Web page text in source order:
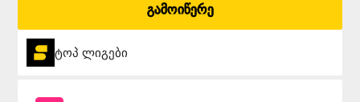
გამოიწერე
ტოპ ლიგები